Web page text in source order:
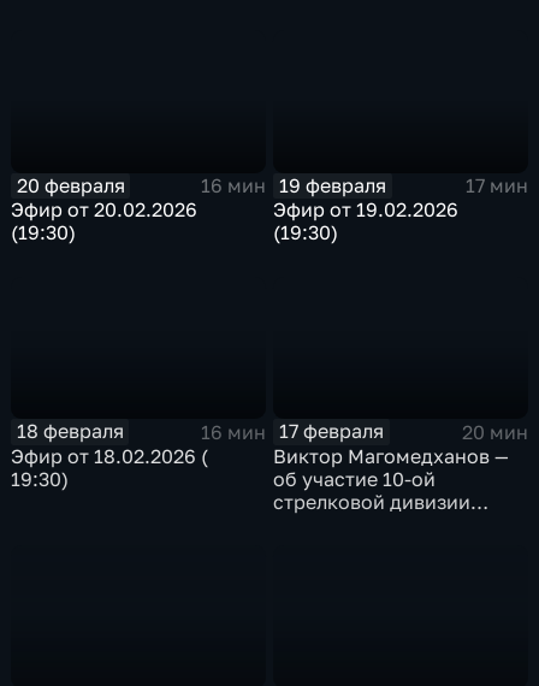
20 февраля
16 мин
Эфир от 20.02.2026
(19:30)
19 февраля
17 мин
Эфир от 19.02.2026
(19:30)
18 февраля
16 мин
Эфир от 18.02.2026 (
19:30)
17 февраля
20 мин
Виктор Магомедханов —
об участие 10-ой
стрелковой дивизии